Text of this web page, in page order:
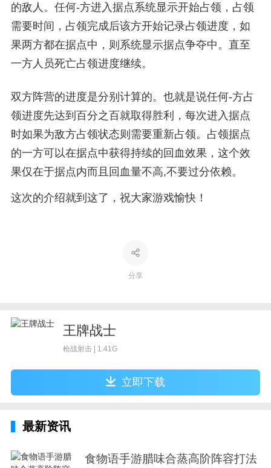
的敌人。任何-方进入据点系统显示开始占领，占领
需要时间，占领完成后该方开始记录占领进度，如
果两方都在据点中，则系统显示据点争夺中。直至
一方人员死亡占领进度继续。
双方阵营的进度是分别计算的。也就是说任何-方占
领进度先达到百分之百就取得胜利，每次进入据点
时如果为敌方占领状态则需要重新占领。占领据点
的一方可以在据点中获得持续的回血效果，这个效
果仅在于据点内而且回血量不高,不要过分依赖。
这次的介绍就到这了，祝大家游戏愉快！
分享
王牌战士
枪战射击 | 1.41G
立即下载
最新资讯
食物语手游腊味合蒸高阶阵容打法